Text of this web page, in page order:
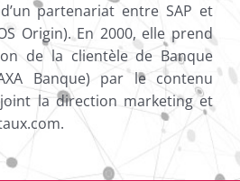
partenariat entre SAP et
Origin).En 2000, elle prend
de la clientèle de Banque
Banque) par le contenu
la direction marketing et